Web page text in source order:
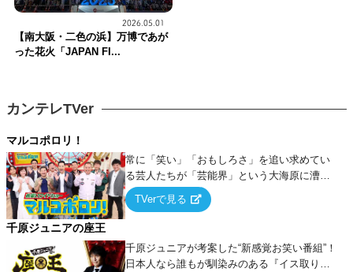
2026.05.01
【南大阪・二色の浜】万博であが
った花火「JAPAN FI...
カンテレTVer
マルコポロリ！
常に「笑い」「おもしろさ」を追い求めてい
る芸人たちが「芸能界」という大海原に漕ぎ
出でて、新たなオモシロ人間を発掘する！
TVerで見る
千原ジュニアの座王
千原ジュニアが考案した“新感覚お笑い番組”！
日本人なら誰もが馴染みのある『イス取りゲ